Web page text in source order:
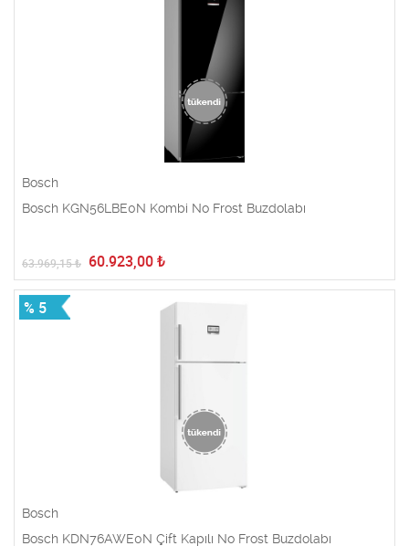
Bosch
Bosch KGN56LBE0N Kombi No Frost Buzdolabı
63.969,15₺ 60.923,00 ₺
% 5
Bosch
Bosch KDN76AWE0N Çift Kapılı No Frost Buzdolabı